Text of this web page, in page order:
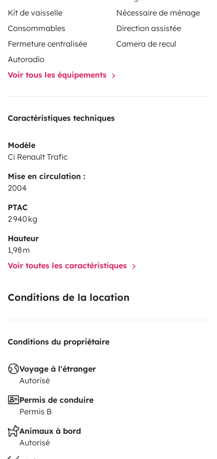
Kit de vaisselle
Nécessaire de ménage
Consommables
Direction assistée
Fermeture centralisée
Camera de recul
Autoradio
Voir tous les équipements
Caractéristiques techniques
Modèle
Ci Renault Trafic
Mise en circulation :
2004
PTAC
2 940 kg
Hauteur
1,98 m
Voir toutes les caractéristiques
Conditions de la location
Conditions du propriétaire
Voyage à l'étranger
Autorisé
Permis de conduire
Permis B
Animaux à bord
Autorisé